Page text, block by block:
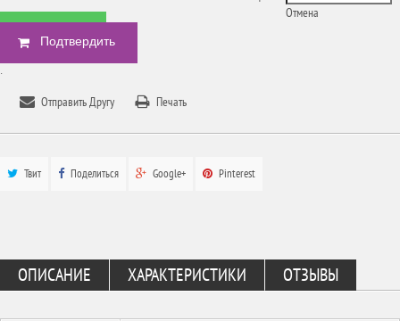
Отмена
.
Отправить Другу Печать
Твит Поделиться Google+ Pinterest
ОПИСАНИЕ ХАРАКТЕРИСТИКИ ОТЗЫВЫ